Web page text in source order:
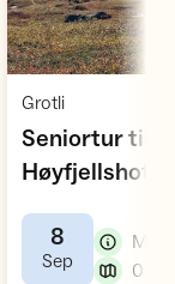
,
Grotli,
Seniortur til
Høyfjellshotell
8
Sep